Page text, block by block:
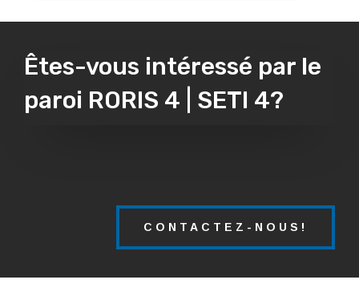
Êtes-vous intéressé par le
paroi RORIS 4 | SETI 4?
CONTACTEZ-NOUS!